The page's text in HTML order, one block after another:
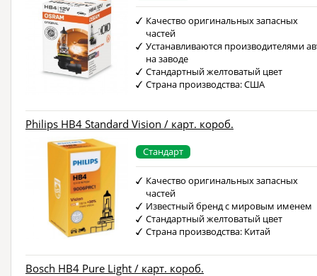
Качество оригинальных запасных
частей
Устанавливаются производителями
на заводе
Стандартный желтоватый цвет
Страна производства: США
Philips HB4 Standard Vision / карт. короб.
Стандарт
Качество оригинальных запасных
частей
Известный бренд с мировым именем
Стандартный желтоватый цвет
Страна производства: Китай
Bosch HB4 Pure Light / карт. короб.